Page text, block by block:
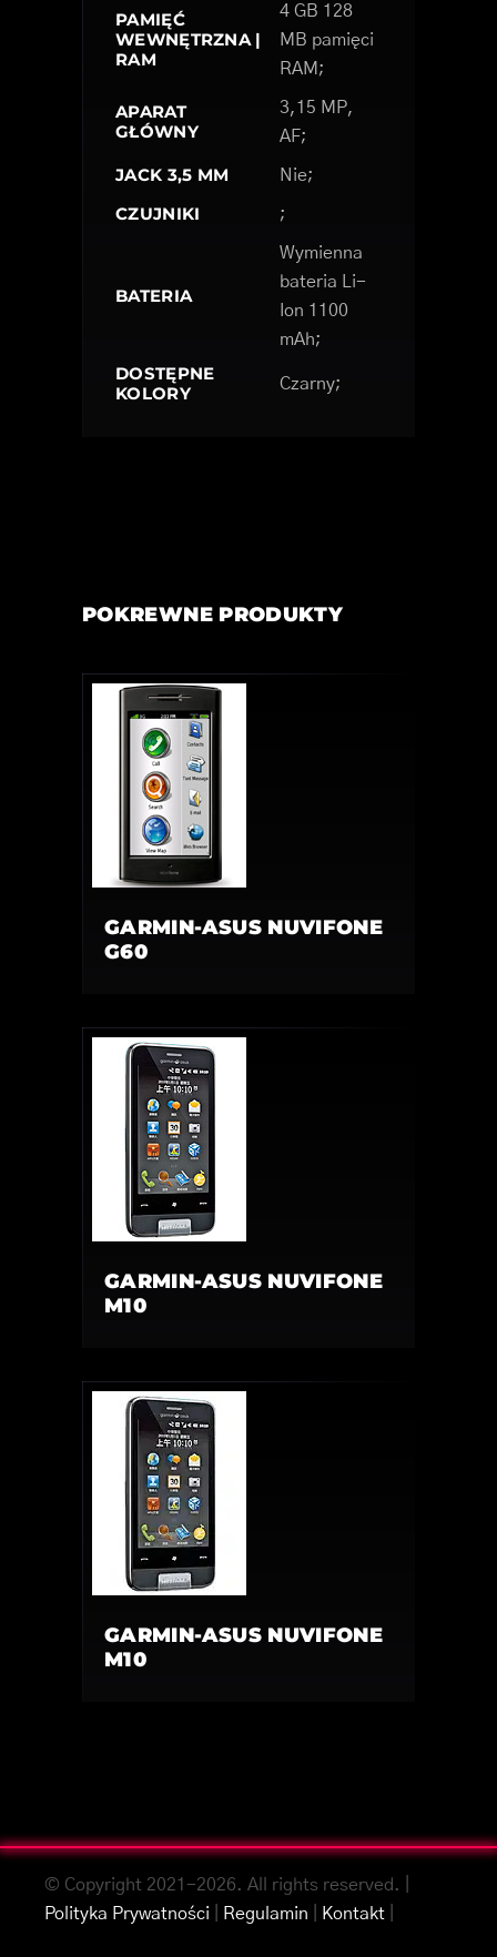
PAMIĘĆ
WEWNĘTRZNA |
RAM
4 GB 128
MB pamięci
RAM;
APARAT
GŁÓWNY
3,15 MP,
AF;
JACK 3,5 MM Nie;
CZUJNIKI ;
BATERIA
Wymienna
bateria Li-
Ion 1100
mAh;
DOSTĘPNE
KOLORY
Czarny;
POKREWNE PRODUKTY
GARMIN-ASUS NUVIFONE
G60
GARMIN-ASUS NUVIFONE
M10
GARMIN-ASUS NUVIFONE
M10
© Copyright 2021-2026. All rights reserved. |
Polityka Prywatności
Regulamin Kontakt